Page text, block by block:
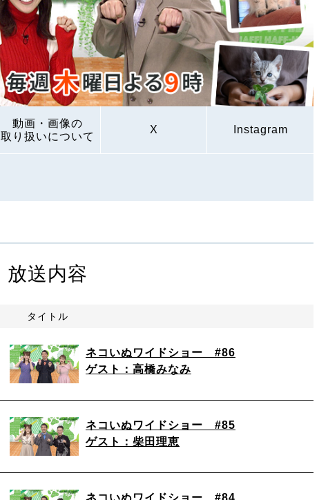
動画・画像の
取り扱いについて
X Instagram
放送内容
タイトル
ネコいぬワイドショー #86
ゲスト：高橋みなみ
ネコいぬワイドショー #85
ゲスト：柴田理恵
ネコいぬワイドショー #84